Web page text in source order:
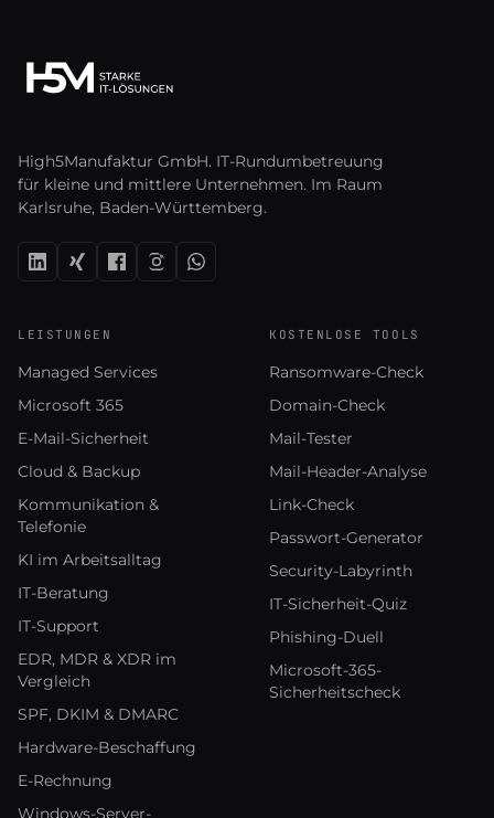
High5Manufaktur GmbH. IT-Rundumbetreuung
für kleine und mittlere Unternehmen. Im Raum
Karlsruhe, Baden-Württemberg.
LEISTUNGEN
Managed Services
Microsoft 365
E-Mail-Sicherheit
Cloud & Backup
Kommunikation &
Telefonie
KI im Arbeitsalltag
IT-Beratung
IT-Support
EDR, MDR & XDR im
Vergleich
SPF, DKIM & DMARC
Hardware-Beschaffung
E-Rechnung
Windows-Server-
KOSTENLOSE TOOLS
Ransomware-Check
Domain-Check
Mail-Tester
Mail-Header-Analyse
Link-Check
Passwort-Generator
Security-Labyrinth
IT-Sicherheit-Quiz
Phishing-Duell
Microsoft-365-
Sicherheitscheck